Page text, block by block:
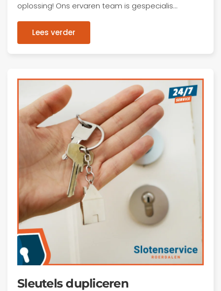
oplossing! Ons ervaren team is gespecialis…
Lees verder
Sleutels dupliceren